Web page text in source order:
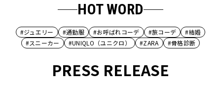
HOT WORD
#ジュエリー #通勤服 #お呼ばれコーデ #旅コーデ
#結婚
#スニーカー
#UNIQLO（ユニクロ） #ZARA #骨格診断
PRESS RELEASE